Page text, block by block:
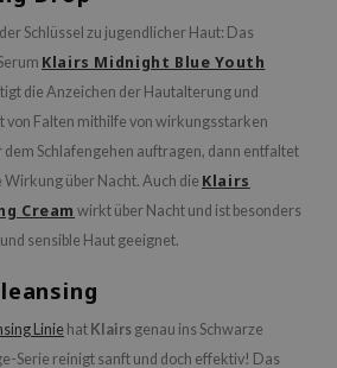
Schlüssel zu jugendlicher Haut: Das
Klairs Midnight Blue Youth
die Anzeichen der Hautalterung und
von Falten mithilfe von wirkungsstarken
dem Schlafengehen auftragen, dann entfaltet
Wirkung über Nacht. Auch die Klairs
Cream wirkt über Nacht und ist besonders
sensible Haut geeignet.
Linie hat Klairs genau ins Schwarze
Serie reinigt sanft und doch effektiv! Das